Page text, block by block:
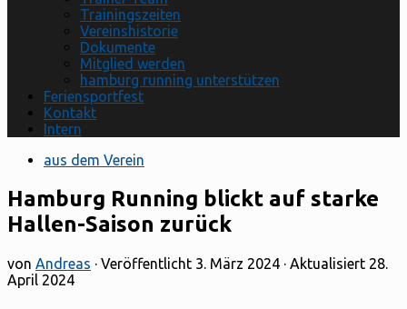
Trainingszeiten
Vereinshistorie
Dokumente
Mitglied werden
hamburg running unterstützen
Feriensportfest
Kontakt
Intern
aus dem Verein
Hamburg Running blickt auf starke
Hallen-Saison zurück
von Andreas · Veröffentlicht 3. März 2024 · Aktualisiert 28.
April 2024